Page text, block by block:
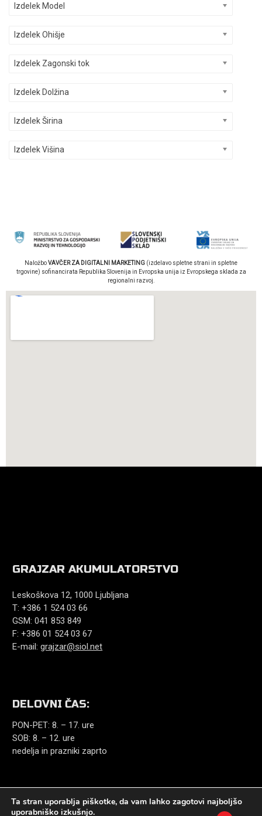
Izdelek Model
Izdelek Ohišje
Izdelek Zagonski tok
Izdelek Dolžina
Izdelek Širina
Izdelek Višina
NaložboVAVČER ZA DIGITALNI MARKETING (izdelavo spletne strani in spletne
trgovine) sofinancirata Republika Slovenija in Evropska unija iz Evropskega sklada za
regionalni razvoj.
GRAJZAR AKUMULATORSTVO
Leskoškova 12, 1000 Ljubljana
T: +386 1 524 03 66
GSM: 041 853 849
F: +386 01 524 03 67
E-mail:grajzar@siol.net
DELOVNI ČAS:
PON-PET: 8. – 17. ure
SOB: 8. – 12. ure
nedelja in prazniki zaprto
Ta stran uporablja piškotke, da vam lahko zagotovi najboljšo
uporabniško izkušnjo.